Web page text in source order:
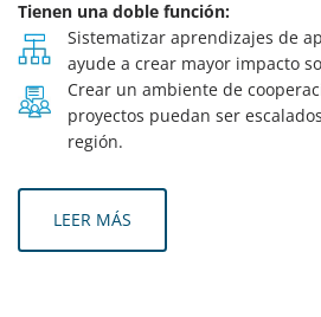
Tienen una doble función:
Sistematizar aprendizajes de
ayude a crear mayor impacto
Crear un ambiente de
proyectos puedan ser
región.
LEER MÁS